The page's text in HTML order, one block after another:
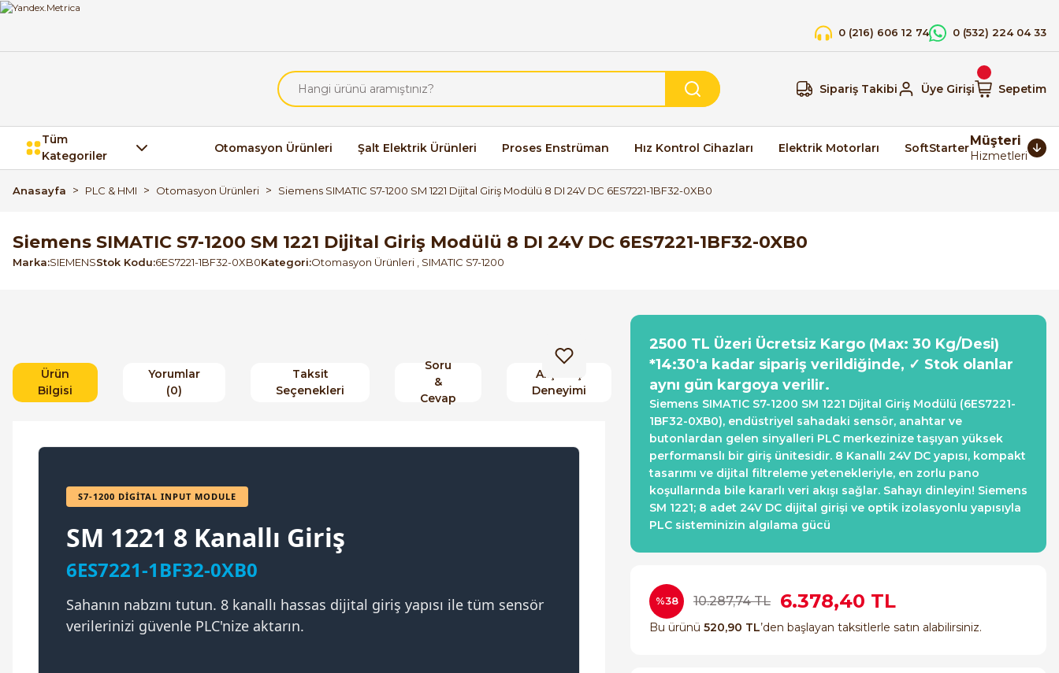
0 (216) 606 12 74 0 (532) 224 04 33
Sipariş Takibi Üye Girişi Sepetim
Tüm
Kategoriler
Otomasyon Ürünleri Şalt Elektrik Ürünleri Proses Enstrüman Hız Kontrol Cihazları Elektrik Motorları SoftStarterMüşteri
Hizmetleri
Anasayfa PLC & HMI Otomasyon Ürünleri Siemens SIMATIC S7-1200 SM 1221 Dijital Giriş Modülü 8 DI 24V DC 6ES7221-1BF32-0XB0
Siemens SIMATIC S7-1200 SM 1221 Dijital Giriş Modülü 8 DI 24V DC 6ES7221-1BF32-0XB0
Marka SIEMENSStok Kodu 6ES7221-1BF32-0XB0Kategori Otomasyon Ürünleri SIMATIC S7-1200
Ürün
Bilgisi
Yorumlar
(0)
Taksit
Seçenekleri
Soru
&
Cevap
Alışveriş
Deneyimi
S7-1200 DIGITAL INPUT MODULE
SM 1221 8 Kanallı Giriş
6ES7221-1BF32-0XB0
Sahanın nabzını tutun. 8 kanallı hassas dijital giriş yapısı ile tüm sensör
verilerinizi güvenle PLC'nize aktarın.
2500 TL Üzeri Ücretsiz Kargo (Max: 30 Kg/Desi)
*14:30'a kadar sipariş verildiğinde, ✓ Stok olanlar
aynı gün kargoya verilir.
Siemens SIMATIC S7-1200 SM 1221 Dijital Giriş Modülü (6ES7221-
1BF32-0XB0), endüstriyel sahadaki sensör, anahtar ve
butonlardan gelen sinyalleri PLC merkezinize taşıyan yüksek
performanslı bir giriş ünitesidir. 8 Kanallı 24V DC yapısı, kompakt
tasarımı ve dijital filtreleme yetenekleriyle, en zorlu pano
koşullarında bile kararlı veri akışı sağlar. Sahayı dinleyin! Siemens
SM 1221; 8 adet 24V DC dijital girişi ve optik izolasyonlu yapısıyla
PLC sisteminizin algılama gücü
%38 10.287,74 TL 6.378,40 TL
Bu ürünü 520,90 TL’den başlayan taksitlerle satın alabilirsiniz.